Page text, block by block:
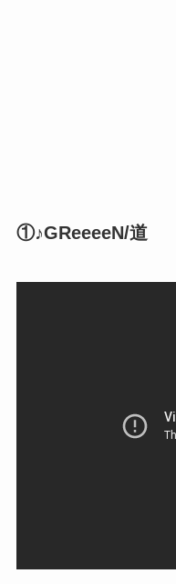
①♪GReeeeN/道